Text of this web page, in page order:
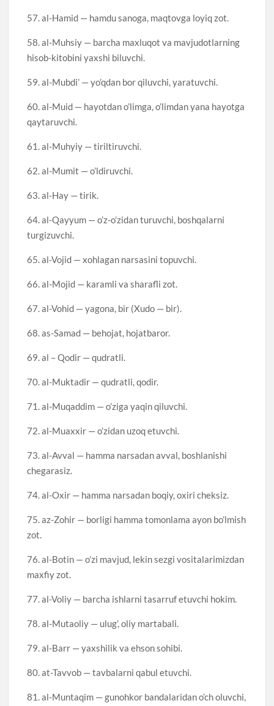
57. al-Hamid — hamdu sanoga, maqtovga loyiq zot.
58. al-Muhsiy — barcha maxluqot va mavjudotlarning
hisob-kitobini yaxshi biluvchi.
59. al-Mubdi’ — yo’qdan bor qiluvchi, yaratuvchi.
60. al-Muid — hayotdan o’limga, o’limdan yana hayotga
qaytaruvchi.
61. al-Muhyiy — tiriltiruvchi.
62. al-Mumit — o’ldiruvchi.
63. al-Hay — tirik.
64. al-Qayyum — o’z-o’zidan turuvchi, boshqalarni
turgizuvchi.
65. al-Vojid — xohlagan narsasini topuvchi.
66. al-Mojid — karamli va sharafli zot.
67. al-Vohid — yagona, bir (Xudo — bir).
68. as-Samad — behojat, hojatbaror.
69. al – Qodir — qudratli.
70. al-Muktadir — qudratli, qodir.
71. al-Muqaddim — o’ziga yaqin qiluvchi.
72. al-Muaxxir — o’zidan uzoq etuvchi.
73. al-Avval — hamma narsadan avval, boshlanishi
chegarasiz.
74. al-Oxir — hamma narsadan boqiy, oxiri cheksiz.
75. az-Zohir — borligi hamma tomonlama ayon bo’lmish
zot.
76. al-Botin — o’zi mavjud, lekin sezgi vositalarimizdan
maxfiy zot.
77. al-Voliy — barcha ishlarni tasarruf etuvchi hokim.
78. al-Mutaoliy — ulug’, oliy martabali.
79. al-Barr — yaxshilik va ehson sohibi.
80. at-Tavvob — tavbalarni qabul etuvchi.
81. al-Muntaqim — gunohkor bandalaridan o’ch oluvchi,